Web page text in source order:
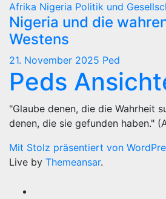
Afrika Nigeria Politik und
Nigeria und die
Westens
21. November 2025 Ped
Peds
"Glaube denen, die die Wahrheit
denen, die sie gefunden haben."
Mit Stolz präsentiert von
Live by Themeansar.